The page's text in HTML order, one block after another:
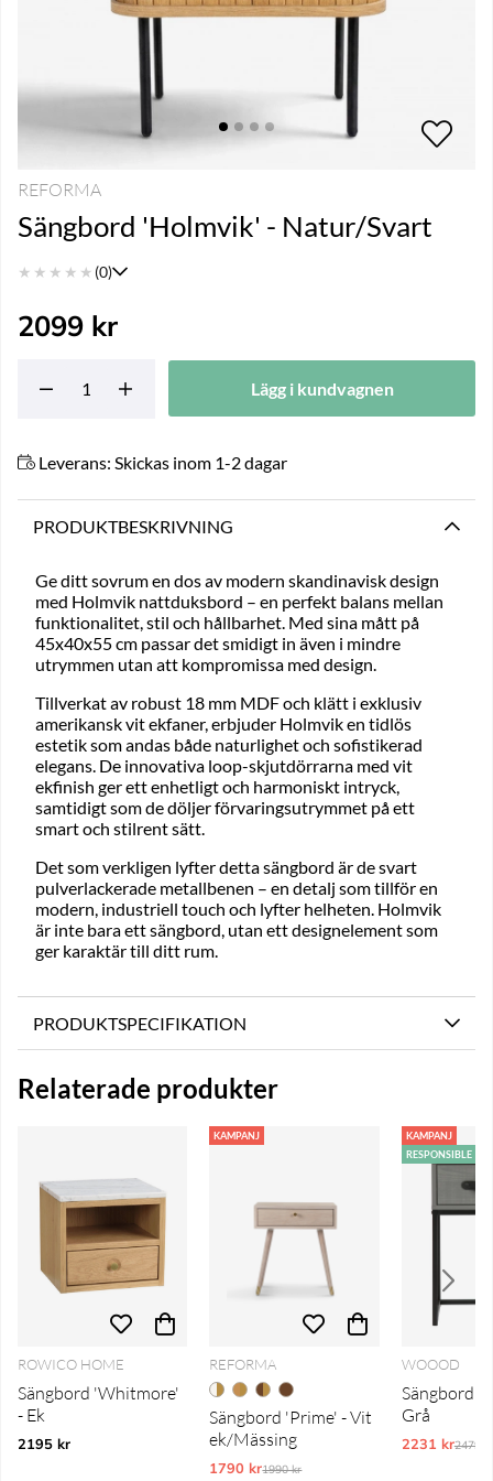
REFORMA
Sängbord 'Holmvik' - Natur/Svart
★ ★ ★ ★ ★ (0)
2099 kr
Lägg i kundvagnen
Leverans: Skickas inom 1-2 dagar
PRODUKTBESKRIVNING
Ge ditt sovrum en dos av modern skandinavisk design
med Holmvik nattduksbord – en perfekt balans mellan
funktionalitet, stil och hållbarhet. Med sina mått på
45x40x55 cm passar det smidigt in även i mindre
utrymmen utan att kompromissa med design.
Tillverkat av robust 18 mm MDF och klätt i exklusiv
amerikansk vit ekfaner, erbjuder Holmvik en tidlös
estetik som andas både naturlighet och sofistikerad
elegans. De innovativa loop-skjutdörrarna med vit
ekfinish ger ett enhetligt och harmoniskt intryck,
samtidigt som de döljer förvaringsutrymmet på ett
smart och stilrent sätt.
Det som verkligen lyfter detta sängbord är de svart
pulverlackerade metallbenen – en detalj som tillför en
modern, industriell touch och lyfter helheten. Holmvik
är inte bara ett sängbord, utan ett designelement som
ger karaktär till ditt rum.
PRODUKTSPECIFIKATION
Relaterade produkter
ROWICO HOME
Sängbord 'Whitmore'
- Ek
2195 kr
KAMPANJ
REFORMA
Sängbord 'Prime' - Vit
ek/Mässing
1790 krOrdinarie pris:
1990 kr
KAMPANJ
RESPONSIBLE
WOOOD
Sängbord
Grå
2231 kr2479 kr